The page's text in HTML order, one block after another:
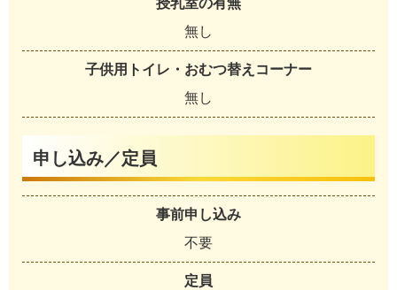
無し
子供用トイレ・おむつ替えコーナー
無し
申し込み／定員
事前申し込み
不要
定員